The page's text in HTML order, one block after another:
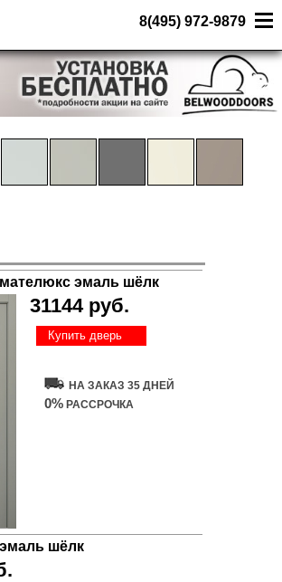
8(495) 972-9879
эмаль шёлк
31144 руб.
Купить дверь
НА ЗАКАЗ 35 ДНЕЙ
0% РАССРОЧКА
шёлк